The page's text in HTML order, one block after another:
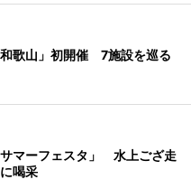
和歌山」初開催 7施設を巡る
マーフェスタ」 水上ござ走
喝采